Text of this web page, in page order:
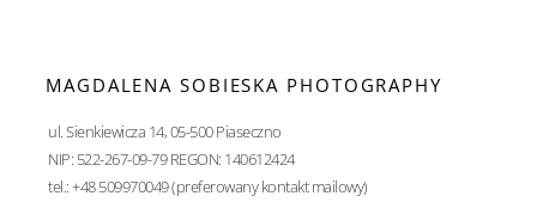
MAGDALENA SOBIESKA PHOTOGRAPHY
ul. Sienkiewicza 14, 05-500 Piaseczno
NIP: 522-267-09-79 REGON: 140612424
tel.: +48 509970049 (preferowany kontakt mailowy)